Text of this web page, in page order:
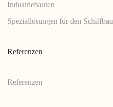
Industriebauten
Speziallösungen für den Schiffbau
Referenzen
Referenzen